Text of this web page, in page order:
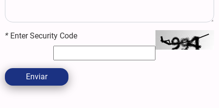
* Enter Security Code
Enviar